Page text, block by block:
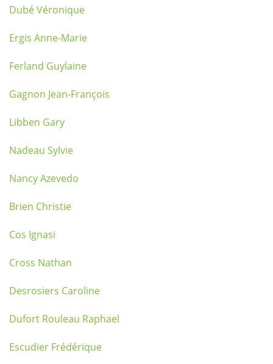
Dubé Véronique
Ergis Anne-Marie
Ferland Guylaine
Gagnon Jean-François
Libben Gary
Nadeau Sylvie
Nancy Azevedo
Brien Christie
Cos Ignasi
Cross Nathan
Desrosiers Caroline
Dufort Rouleau Raphael
Escudier Frédérique